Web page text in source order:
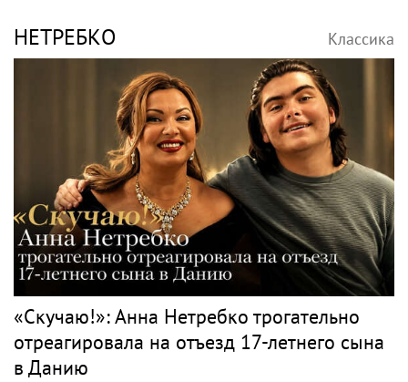
НЕТРЕБКО Классика
«Скучаю!»: Анна Нетребко трогательно
отреагировала на отъезд 17-летнего сына
в Данию